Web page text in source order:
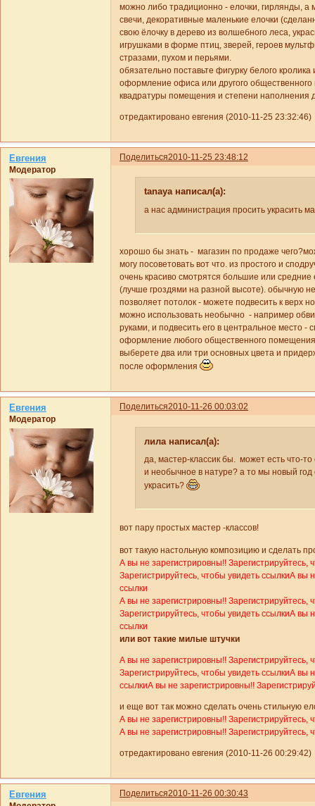
можно либо традиционно - елочки, гирлянды, а
свечи, декоративные маленькие елочки
свою ёлочку в дерево из волшебного леса,
игрушками в форме птиц, зверей, героев
стразами, пухом и перьями.
обязательно поставьте фигурку белого
оформление офиса или другого
квадратуры помещения и степени наполнения
отредактировано евгения (2010-11-25 23:32:46)
Поделиться2010-11-25 23:48:12
Евгения
Модератор
tanaya написал(а):
а нас администрация просить украсить
хорошо бы знать - магазин по продаже
могу посоветовать вот что. из простого и
очень красиво смотрятся большие или
(лучше гроздями на разной высоте). обычную
позволяет потолок - можете подвесить к верх
можно использовать необычно - например
руками, и подвесить его в центральное место
оформление любого общественного
выберете два или три основных цвета и
после оформления
Поделиться2010-11-26 00:03:02
Евгения
Модератор
лила написал(а):
да, мастер-классик бы. может есть что-
и необычное в натуре? а то мы новый год
украсить?
вот пару простых мастер -классов!
вот такую настольную композицию и сделать
А вы не зарегистрировны!! Зарегистрируйтесь,
Зарегистрируйтесь, чтобы увидеть ссылкиА вы
ссылки
А вы не зарегистрировны!! Зарегистрируйтесь,
Зарегистрируйтесь, чтобы увидеть ссылкиА вы
ссылки
или вот такие милые штучки
А вы не зарегистрировны!! Зарегистрируйтесь,
Зарегистрируйтесь, чтобы увидеть ссылкиА вы
ссылкиА вы не зарегистрировны!!
и еще вот так можно сделать очень стильную
А вы не зарегистрировны!! Зарегистрируйтесь,
А вы не зарегистрировны!! Зарегистрируйтесь,
отредактировано евгения (2010-11-26 00:29:42)
Поделиться2010-11-26 00:30:43
Евгения